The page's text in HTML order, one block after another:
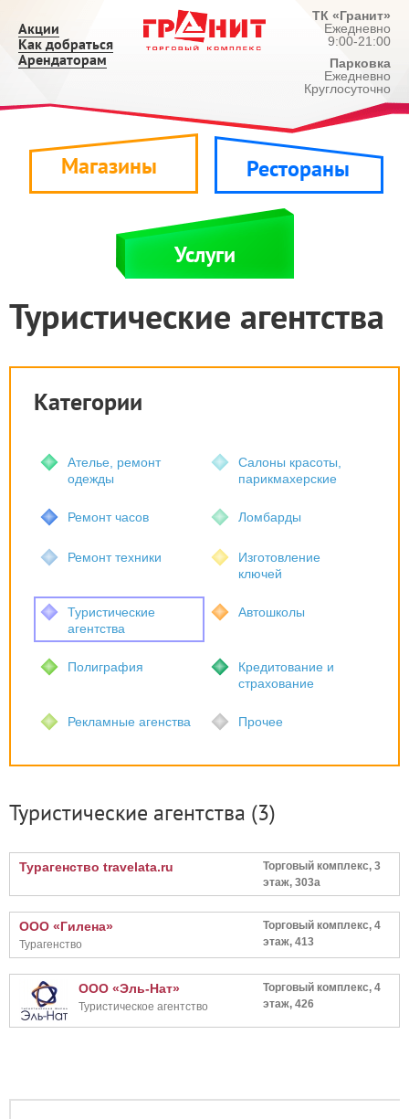
Акции
Как добраться
Арендаторам
ТК «Гранит»
Ежедневно
9:00-21:00
Парковка
Ежедневно
Круглосуточно
Магазины Рестораны
Услуги
Туристические агентства
Категории
Ателье, ремонт
одежды
Салоны красоты,
парикмахерские
Ремонт часов Ломбарды
Ремонт техники
Изготовление
ключей
Туристические
агентства
Автошколы
Полиграфия
Кредитование и
страхование
Рекламные агенства Прочее
Туристические агентства (3)
Турагенство travelata.ru
Торговый комплекс, 3
этаж, 303а
ООО «Гилена»
Турагенство
Торговый комплекс, 4
этаж, 413
ООО «Эль-Нат»
Туристическое агентство
Торговый комплекс, 4
этаж, 426